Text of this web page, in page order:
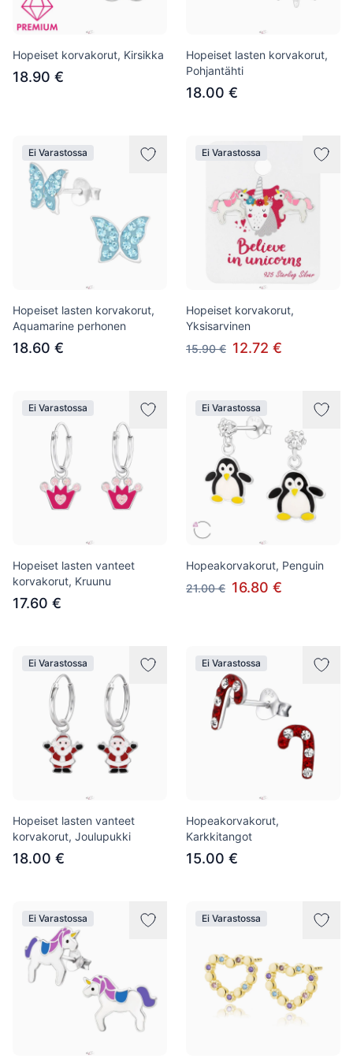
Hopeiset korvakorut, Kirsikka
18.90 €
Hopeiset lasten korvakorut,
Pohjantähti
18.00 €
Ei Varastossa
Hopeiset lasten korvakorut,
Aquamarine perhonen
18.60 €
Ei Varastossa
Hopeiset korvakorut,
Yksisarvinen
15.90 € 12.72 €
Ei Varastossa
Hopeiset lasten vanteet
korvakorut, Kruunu
17.60 €
Ei Varastossa
Hopeakorvakorut, Penguin
21.00 € 16.80 €
Ei Varastossa
Hopeiset lasten vanteet
korvakorut, Joulupukki
18.00 €
Ei Varastossa
Hopeakorvakorut,
Karkkitangot
15.00 €
Ei Varastossa Ei Varastossa